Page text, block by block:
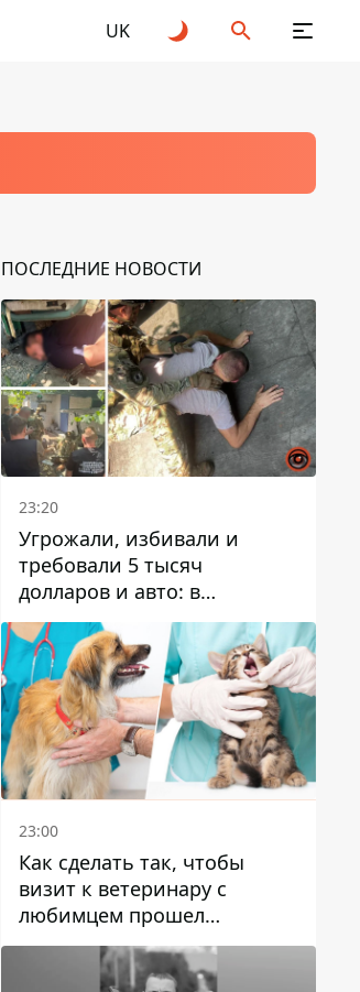
UK
ПОСЛЕДНИЕ НОВОСТИ
23:20
Угрожали, избивали и
требовали 5 тысяч
долларов и авто: в
Павлограде задержали двух
мужчин
23:00
Как сделать так, чтобы
визит к ветеринару с
любимцем прошел
спокойно: простые советы